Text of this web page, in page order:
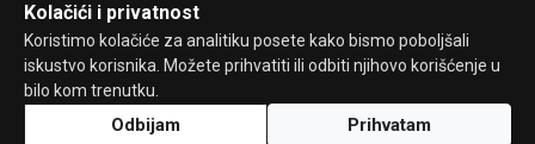
Kolačići i privatnost
Koristimo kolačiće za analitiku posete kako bismo poboljšali
iskustvo korisnika. Možete prihvatiti ili odbiti njihovo korišćenje u
bilo kom trenutku.
Odbijam Prihvatam